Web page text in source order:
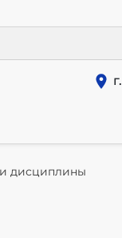
дисциплины